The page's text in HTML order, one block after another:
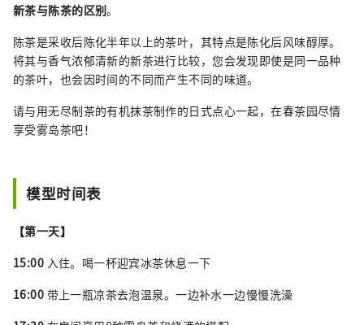
新茶与陈茶的区别。
陈茶是采收后陈化半年以上的茶叶，其特点是陈化后风味醇厚。
将其与香气浓郁清新的新茶进行比较，您会发现即使是同一品种
的茶叶，也会因时间的不同而产生不同的味道。
请与用无尽制茶的有机抹茶制作的日式点心一起，在春茶园尽情
享受雾岛茶吧！
模型时间表
【第一天】
15:00 入住。喝一杯迎宾冰茶休息一下
16:00 带上一瓶凉茶去泡温泉。一边补水一边慢慢洗澡